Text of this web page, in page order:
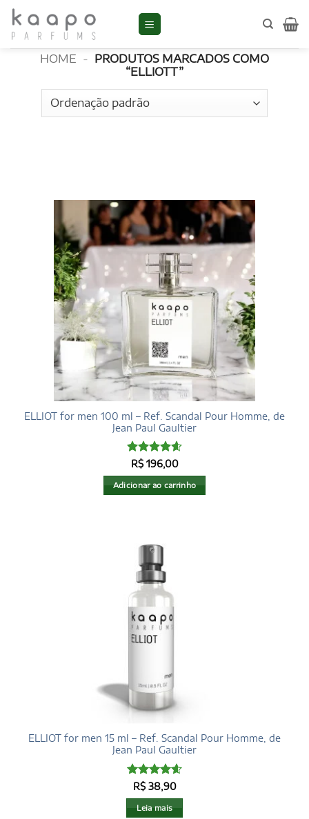
Skip
content
Elliott
HOME - PRODUTOS MARCADOS COMO
“ELLIOTT”
ELLIOT for men 100 ml – Ref. Scandal Pour Homme, de
Jean Paul Gaultier
Avaliação
4.6de 5
R$196,00
Adicionar ao carrinho
ELLIOT for men 15 ml – Ref. Scandal Pour Homme, de
Jean Paul Gaultier
Avaliação
4.6de 5
R$38,90
Leia mais